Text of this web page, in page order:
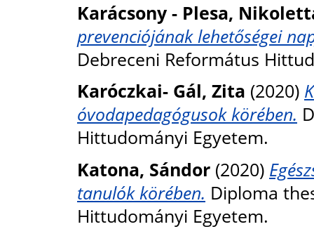
Karácsony - Plesa,
prevenciójának lehetőségei
Debreceni Református
Karóczkai- Gál, Zita (2020)
óvodapedagógusok körében.
Hittudományi Egyetem.
Katona, Sándor (2020)
tanulók körében. Diploma
Hittudományi Egyetem.